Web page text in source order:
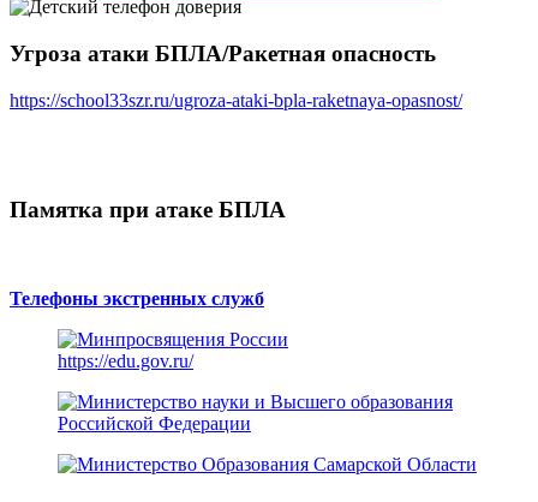
Угроза атаки БПЛА/Ракетная опасность
https://school33szr.ru/ugroza-ataki-bpla-raketnaya-opasnost/
Памятка при атаке БПЛА
Телефоны экстренных служб
https://edu.gov.ru/